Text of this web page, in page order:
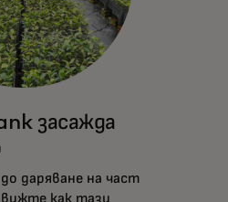
засажда
даряване на част
как тази